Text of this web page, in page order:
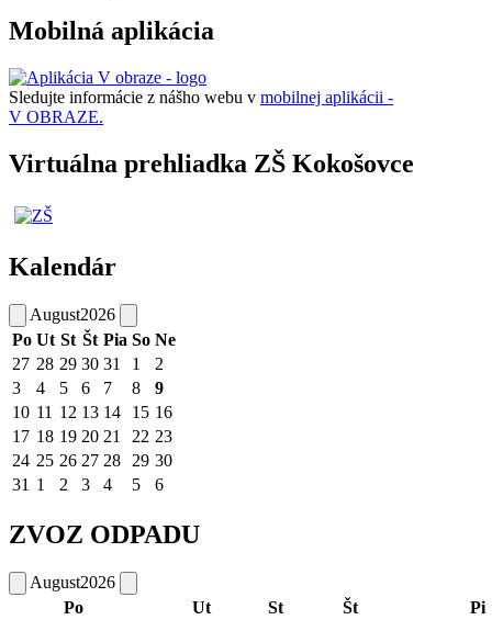
Mobilná aplikácia
Sledujte informácie z nášho webu v mobilnej aplikácii -
V OBRAZE.
Virtuálna prehliadka ZŠ Kokošovce
Kalendár
August2026
Po Ut St Št Pia So Ne
27 28 29 30 31 1
2
3
4 5 6 7 8
9
10 11 12 13 14 15 16
17 18 19 20 21 22 23
24 25 26 27 28 29 30
31 1 2 3 4 5 6
ZVOZ ODPADU
August2026
Po
Ut St Št
Pi